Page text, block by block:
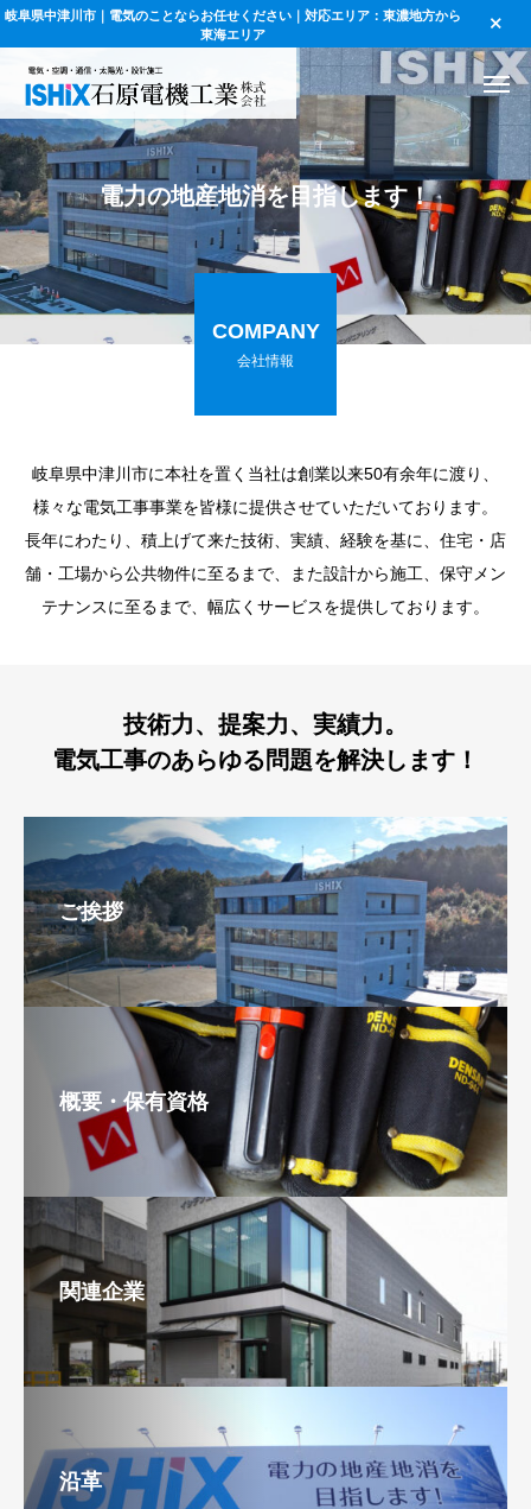
岐阜県中津川市｜電気のことならお任せください｜対応エリア：東濃地方から
東海エリア
電力の地産地消を目 指します！
COMPANY
会社情報
岐阜県中津川市に本社を置く当社は創業以来50有余年に渡り、
様々な電気工事事業を皆様に提供させていただいております。
長年にわたり、積上げて来た技術、実績、経験を基に、住宅・店
舗・工場から公共物件に至るまで、また設計から施工、保守メン
テナンスに至るまで、幅広くサービスを提供しております。
技術力、提案力、実績力。
電気工事のあらゆる問題を解決します！
ご挨拶
概要・保有資格
関連企業
沿革